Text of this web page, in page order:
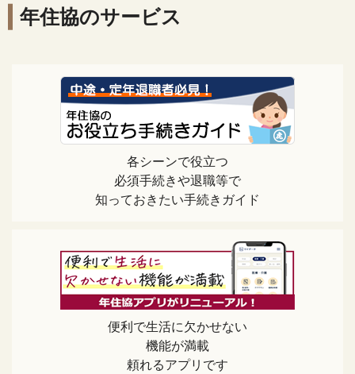
年住協のサービス
各シーンで役立つ
必須手続きや退職等で
知っておきたい手続きガイド
便利で生活に欠かせない
機能が満載
頼れるアプリです